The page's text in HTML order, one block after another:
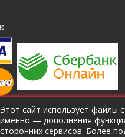
Дверь в лето © 2026 ИП
Этот сайт использует файлы
именно — дополнения
сторонних сервисов. Более